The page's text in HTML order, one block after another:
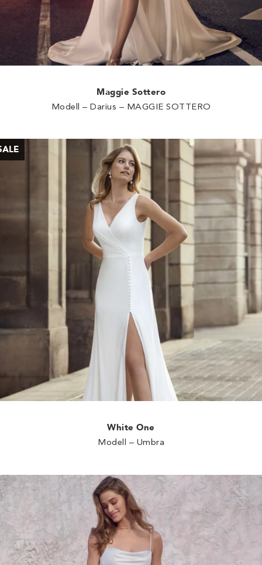
Maggie Sottero
Modell – Darius – MAGGIE SOTTERO
White One
Modell – Umbra